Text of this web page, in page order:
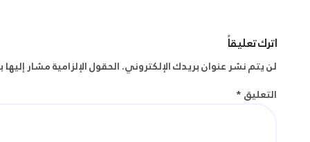
اترك تعليقاً
لن يتم نشر عنوان بريدك الإلكتروني.الحقول الإلزامية مشار إليها
التعليق*